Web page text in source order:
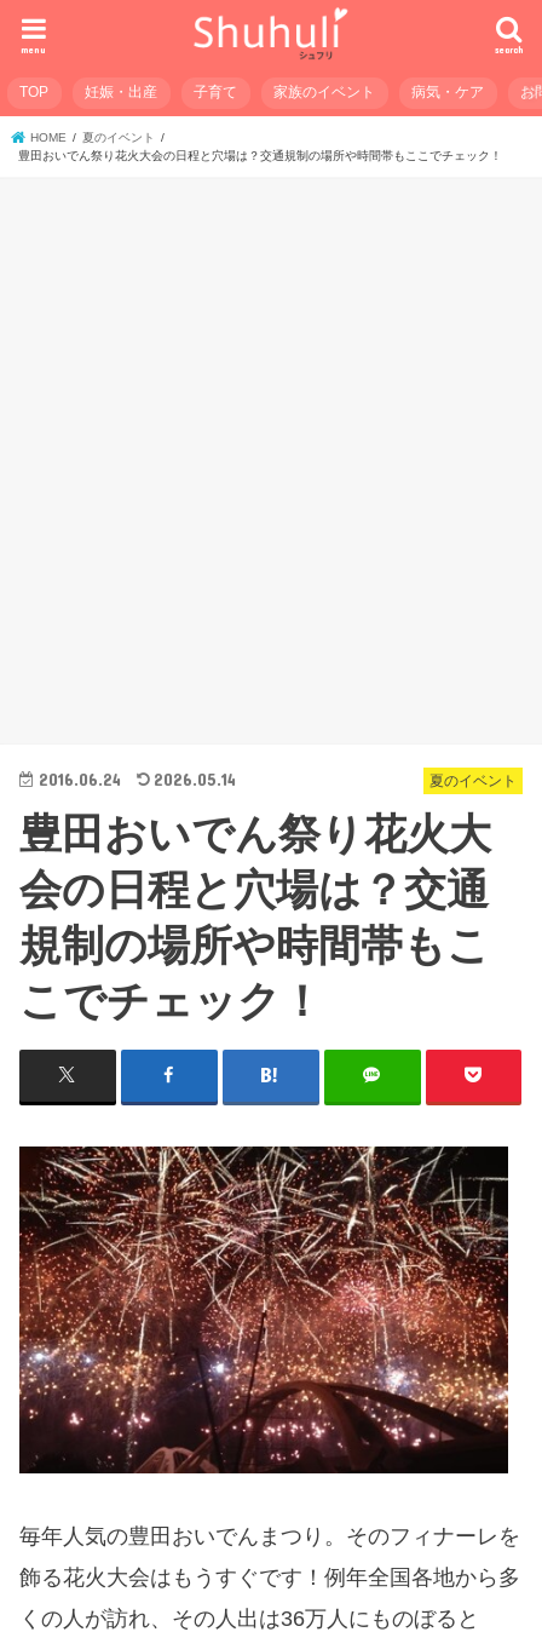
search
menu
TOP 妊娠・出産 子育て 家族のイベント 病気・ケア お
HOME
夏のイベント
豊田おいでん祭り花火大会の日程と穴場は？交通規制の場所や時間帯もここでチェック！
夏のイベント
2016.06.24 2026.05.14
豊田おいでん祭り花火大
会の日程と穴場は？交通
規制の場所や時間帯もこ
こでチェック！
毎年人気の豊田おいでんまつり。そのフィナーレを
飾る花火大会はもうすぐです！例年全国各地から多
くの人が訪れ、その人出は36万人にものぼると